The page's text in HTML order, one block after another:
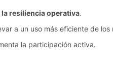
la resiliencia operativa.
a un uso más eficiente de los
la participación activa.